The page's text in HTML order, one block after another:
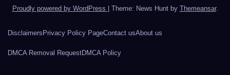
Proudly powered by WordPress Theme: News Hunt by Themeansar.
Disclaimers Privacy Policy PageContact usAbout us
DMCA Removal RequestDMCA Policy